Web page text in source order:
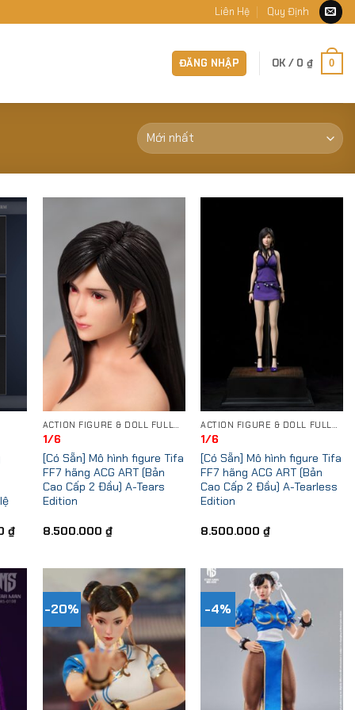
Liên Hệ Quy Định
ĐĂNG NHẬP OK / 0 ₫ 0
₫Price
950.000 ₫
Add to
Wishlist
ACTION FIGURE & DOLL FULLSET
1/6
[Có Sẵn] Mô hình figure Tifa
FF7 hãng ACG ART (Bản
Cao Cấp 2 Đầu) A-Tears
Edition
8.500.000 ₫
ACTION FIGURE & DOLL FULLSET
1/6
[Có Sẵn] Mô hình figure Tifa
FF7 hãng ACG ART (Bản
Cao Cấp 2 Đầu) A-Tearless
Edition
8.500.000₫
-20%
Wishlist
-4%
Add to
Wishlist